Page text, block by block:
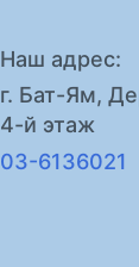
Наш адрес:
г. Бат-Ям,
4-й этаж
03-6136021